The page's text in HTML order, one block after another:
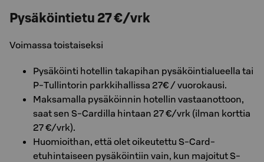
Pysäköintietu 27 €/vrk
Voimassa toistaiseksi
Pysäköinti hotellin takapihan pysäköintialueella tai
P-Tullintorin parkkihallissa 27€ / vuorokausi.
Maksamalla pysäköinnin hotellin vastaanottoon,
saat sen S-Cardilla hintaan 27 €/vrk (ilman korttia
27 €/vrk).
Huomioithan, että olet oikeutettu S-Card-
etuhintaiseen pysäköintiin vain, kun majoitut S-